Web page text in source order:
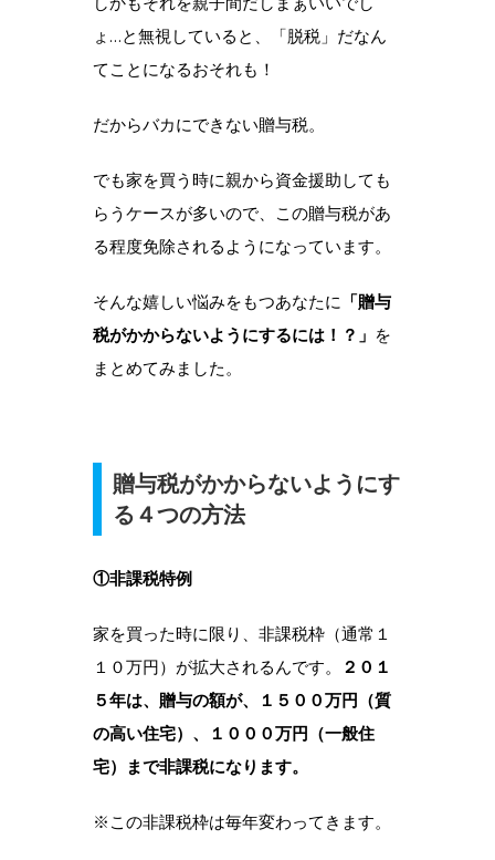
ょ…と無視していると、「脱税」だなん
てことになるおそれも！
だからバカにできない贈与税。
でも家を買う時に親から資金援助しても
らうケースが多いので、この贈与税があ
る程度免除されるようになっています。
そんな嬉しい悩みをもつあなたに 「贈与
税がかからないようにするには！？」 を
まとめてみました。
贈与税がかからないようにす
る４つの方法
①非課税特例
家を買った時に限り、非課税枠（通常１
１０万円）が拡大されるんです。
２０１
５年は、贈与の額が、１５００万円（質
の高い住宅）、１０００万円（一般住
宅）まで非課税になります。
※この非課税枠は毎年変わってきます。